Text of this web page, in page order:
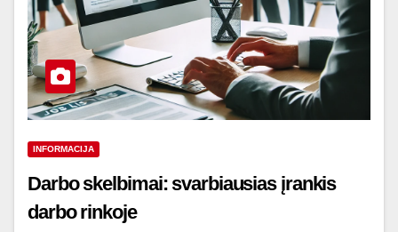
INFORMACIJA
Darbo skelbimai: svarbiausias įrankis
darbo rinkoje